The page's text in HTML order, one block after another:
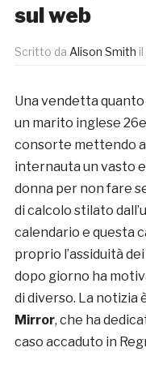
sul web
Scritto da Alison Smith il
Una vendetta quanto
un marito inglese
consorte mettendo a
internauta un vasto
donna per non fare
di calcolo stilato
calendario e questa
proprio l’assiduità dei
dopo giorno ha
di diverso. La notizia
Mirror, che ha
caso accaduto in